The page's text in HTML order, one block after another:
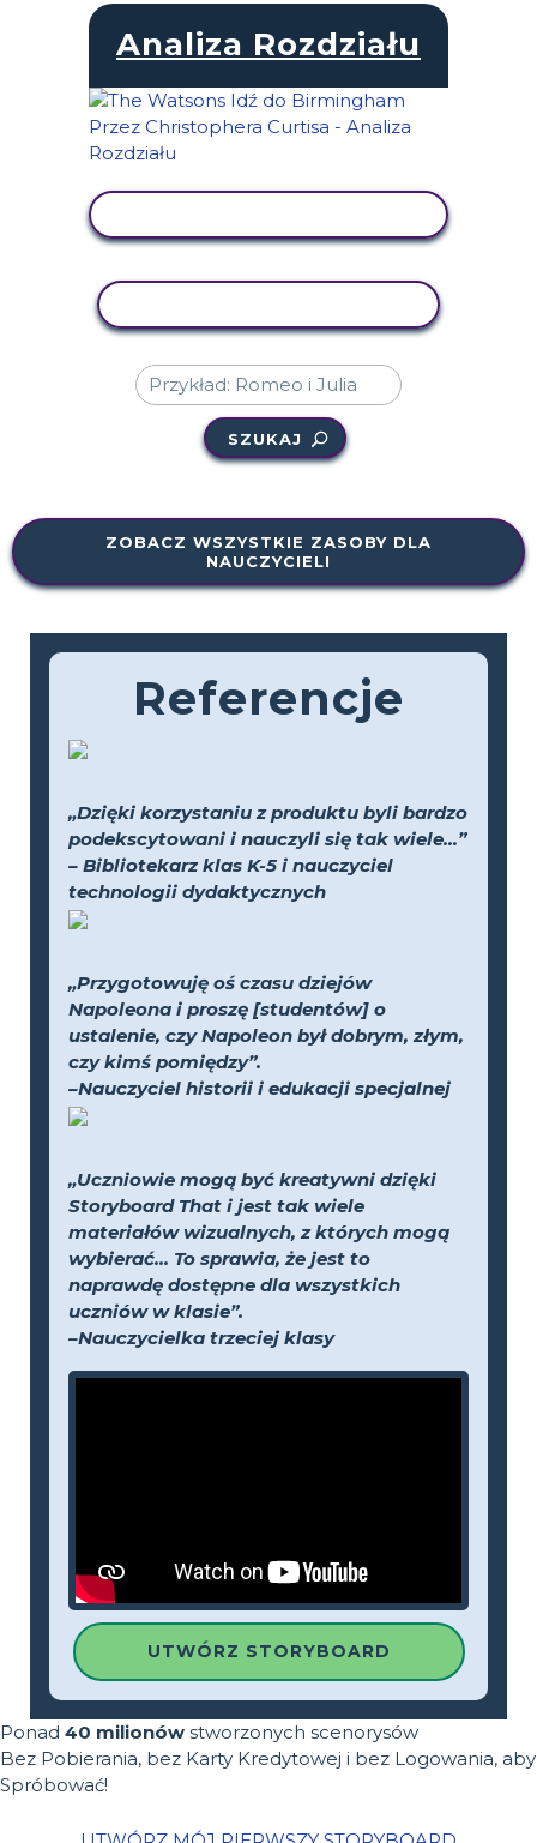
Analiza Rozdziału
SZUKAJ
ZOBACZ WSZYSTKIE ZASOBY DLA
NAUCZYCIELI
Referencje
„Dzięki korzystaniu z produktu byli bardzo
podekscytowani i nauczyli się tak wiele...”
– Bibliotekarz klas K-5 i nauczyciel
technologii dydaktycznych
„Przygotowuję oś czasu dziejów
Napoleona i proszę [studentów] o
ustalenie, czy Napoleon był dobrym, złym,
czy kimś pomiędzy”.
–Nauczyciel historii i edukacji specjalnej
„Uczniowie mogą być kreatywni dzięki
Storyboard That i jest tak wiele
materiałów wizualnych, z których mogą
wybierać... To sprawia, że jest to
naprawdę dostępne dla wszystkich
uczniów w klasie”.
–Nauczycielka trzeciej klasy
UTWÓRZ STORYBOARD
Ponad 40 milionów stworzonych scenorysów
Bez Pobierania, bez Karty Kredytowej i bez Logowania, aby
Spróbować!